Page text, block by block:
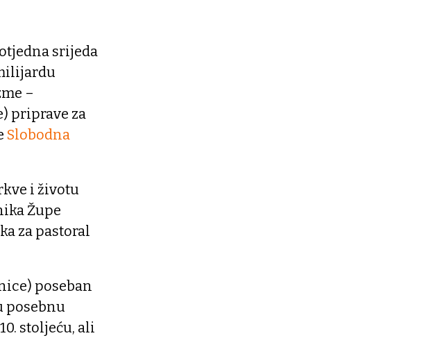
srijeda
–
priprave za
Slobodna
i životu
Župe
za pastoral
poseban
posebnu
stoljeću, ali